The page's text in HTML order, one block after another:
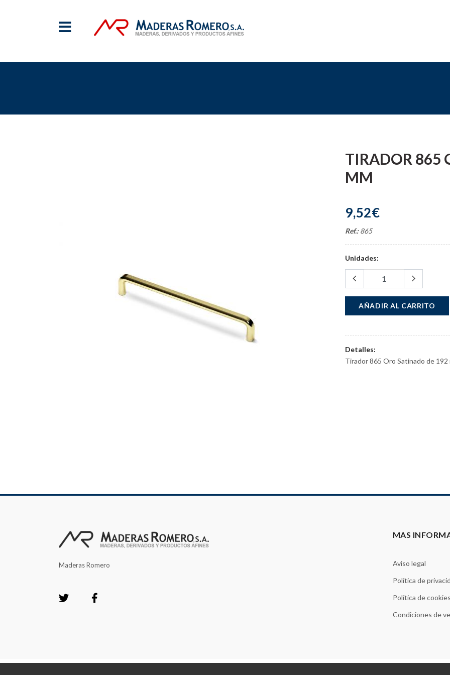
TIRADOR 865
MM
9,52€
Ref.: 865
Unidades:
AÑADIR AL CARRITO
Detalles:
Tirador 865 Oro Satinado de 192
Maderas Romero
MAS
Aviso legal
Política de
Política de
Condiciones de